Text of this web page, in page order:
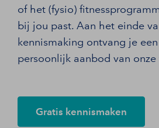
of het (fysio)
bij jou past. Aan het einde
kennismaking ontvang je
persoonlijk aanbod van
Gratis kennismaken